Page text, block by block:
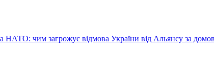
НАТО: чим загрожує відмова України від Альянсу за